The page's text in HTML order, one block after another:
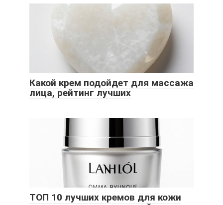
Какой крем подойдет для массажа
лица, рейтинг лучших
ТОП 10 лучших кремов для кожи